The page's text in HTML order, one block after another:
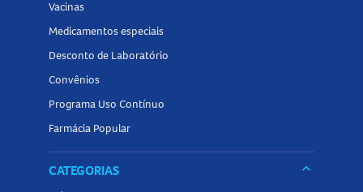
Vacinas
Medicamentos especiais
Desconto de Laboratório
Convênios
Programa Uso Contínuo
Farmácia Popular
CATEGORIAS keyboard_arrow_down